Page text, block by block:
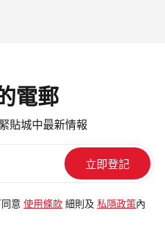
電郵
貼城中最新情報
意 使用條款 細則及 私隱政策 內